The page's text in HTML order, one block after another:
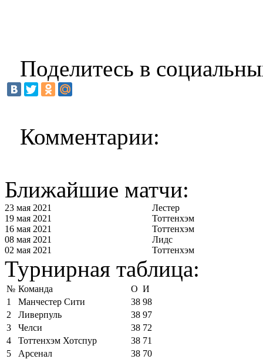
Поделитесь в
Комментарии:
Ближайшие матчи:
23 мая 2021
Лестер
19 мая 2021
Тоттенхэм
16 мая 2021
Тоттенхэм
08 мая 2021
Лидс
02 мая 2021
Тоттенхэм
Турнирная таблица:
№ Команда О И
1
Манчестер Сити 38 98
2
Ливерпуль 38 97
3
Челси 38 72
4
Тоттенхэм Хотспур 38 71
5
Арсенал 38 70